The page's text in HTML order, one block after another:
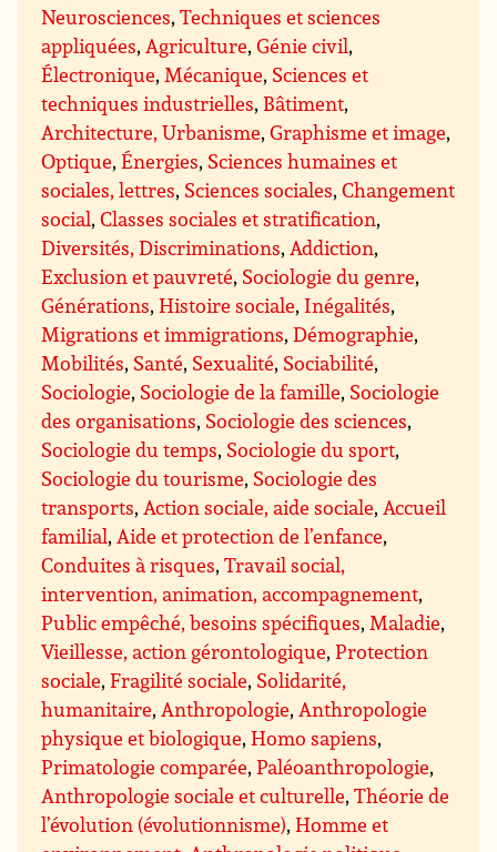
Neurosciences,Techniques et sciences
appliquées, Agriculture,Génie civil,
Électronique, Mécanique, Sciences et
techniques industrielles, Bâtiment,
Architecture, Urbanisme,Graphisme et image,
Optique,Énergies, Sciences humaines et
sociales, lettres, Sciences sociales,Changement
social,Classes sociales et stratification,
Diversités, Discriminations, Addiction,
Exclusion et pauvreté, Sociologie du genre,
Générations,Histoire sociale, Inégalités,
Migrations et immigrations,Démographie,
Mobilités, Santé, Sexualité, Sociabilité,
Sociologie, Sociologie de la famille, Sociologie
des organisations, Sociologie des sciences,
Sociologie du temps, Sociologie du sport,
Sociologie du tourisme, Sociologie des
transports, Action sociale, aide sociale, Accueil
familial, Aide et protection de l’enfance,
Conduites à risques,Travail social,
intervention, animation, accompagnement,
Public empêché, besoins spécifiques, Maladie,
Vieillesse, action gérontologique,Protection
sociale,Fragilité sociale, Solidarité,
humanitaire, Anthropologie, Anthropologie
physique et biologique,Homo sapiens,
Primatologie comparée,Paléoanthropologie,
Anthropologie sociale et culturelle,Théorie de
l’évolution (évolutionnisme),Homme et